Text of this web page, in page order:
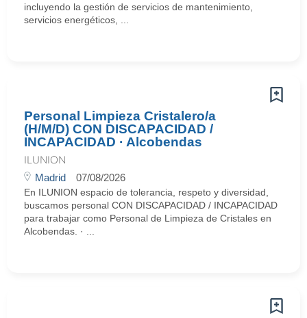
incluyendo la gestión de servicios de mantenimiento,
servicios energéticos, ...
Personal Limpieza Cristalero/a
(H/M/D) CON DISCAPACIDAD /
INCAPACIDAD · Alcobendas
ILUNION
Madrid 07/08/2026
En ILUNION espacio de tolerancia, respeto y diversidad,
buscamos personal CON DISCAPACIDAD / INCAPACIDAD
para trabajar como Personal de Limpieza de Cristales en
Alcobendas. · ...